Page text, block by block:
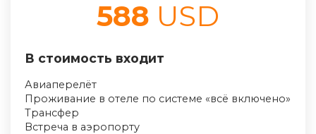
588 USD
В стоимость входит
Авиаперелёт
Проживание в отеле по системе «всё включено»
Трансфер
Встреча в аэропорту